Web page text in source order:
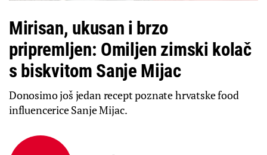
Mirisan, ukusan i brzo
pripremljen: Omiljen zimski kolač
s biskvitom Sanje Mijac
Donosimo još jedan recept poznate hrvatske food
influencerice Sanje Mijac.